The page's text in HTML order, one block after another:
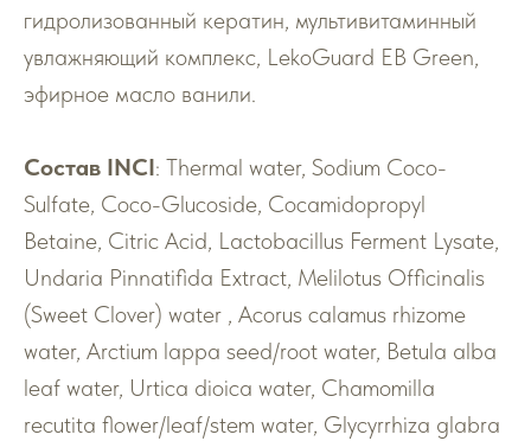
гидролизованный кератин, мультивитаминный
увлажняющий комплекс, LekoGuard EB Green,
эфирное масло ванили.
Состав INCI: Thermal water, Sodium Coco-
Sulfate, Coco-Glucoside, Cocamidopropyl
Betaine, Citric Acid, Lactobacillus Ferment Lysate,
Undaria Pinnatifida Extract, Melilotus Officinalis
(Sweet Clover) water , Acorus calamus rhizome
water, Arctium lappa seed/root water, Betula alba
leaf water, Urtica dioica water, Chamomilla
recutita flower/leaf/stem water, Glycyrrhiza glabra